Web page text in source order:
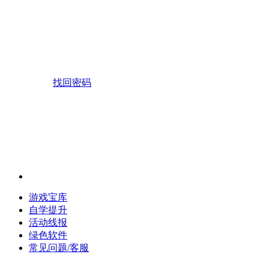
找回密码
游戏宝库
自学提升
活动线报
绿色软件
常见问题/客服